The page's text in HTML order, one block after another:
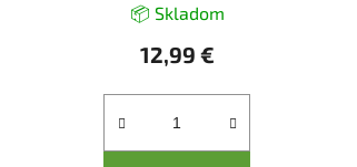
📦 Skladom
12,99 €